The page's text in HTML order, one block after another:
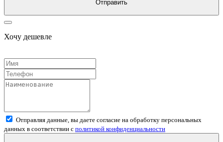
Отправить
Хочу дешевле
Отправляя данные, вы даете согласие на обработку персональных
данных в соответствии с политикой конфиденциальности